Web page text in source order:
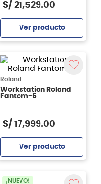
DP-2 + Amplificador
Roland KC-80-50W
S/ 21 ,529.00
Ver producto
Roland
Workstation Roland
Fantom-6
S/ 17,999.00
Ver producto
¡NUEVO!